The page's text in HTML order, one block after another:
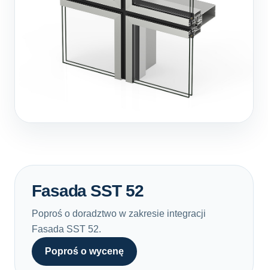
Fasada SST 52
Poproś o doradztwo w zakresie integracji
Fasada SST 52.
Poproś o wycenę